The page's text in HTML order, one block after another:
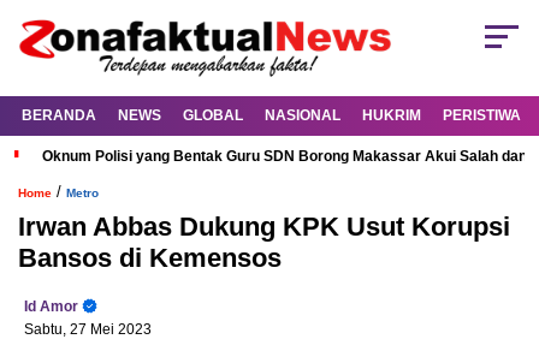
BERANDA NEWS GLOBAL NASIONAL HUKRIM PERISTIWA
Oknum Polisi yang Bentak Guru SDN Borong Makassar Akui Salah dan
Home / Metro
Irwan Abbas Dukung KPK Usut Korupsi
Bansos di Kemensos
Id Amor
Sabtu, 27 Mei 2023